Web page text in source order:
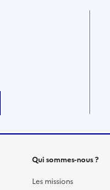
Qui sommes-nous ?
Les missions